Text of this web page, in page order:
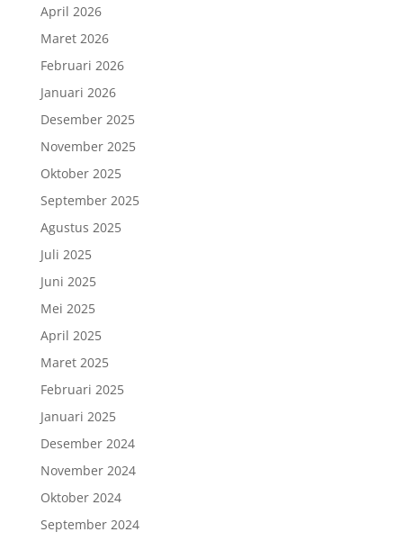
April 2026
Maret 2026
Februari 2026
Januari 2026
Desember 2025
November 2025
Oktober 2025
September 2025
Agustus 2025
Juli 2025
Juni 2025
Mei 2025
April 2025
Maret 2025
Februari 2025
Januari 2025
Desember 2024
November 2024
Oktober 2024
September 2024